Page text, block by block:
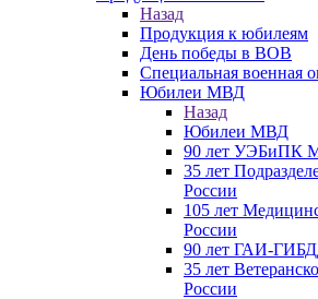
Назад
Продукция к юбилеям
День победы в ВОВ
Специальная военная
Юбилеи МВД
Назад
Юбилеи МВД
90 лет УЭБиПК
35 лет
России
105 лет
России
90 лет ГАИ-
35 лет
России